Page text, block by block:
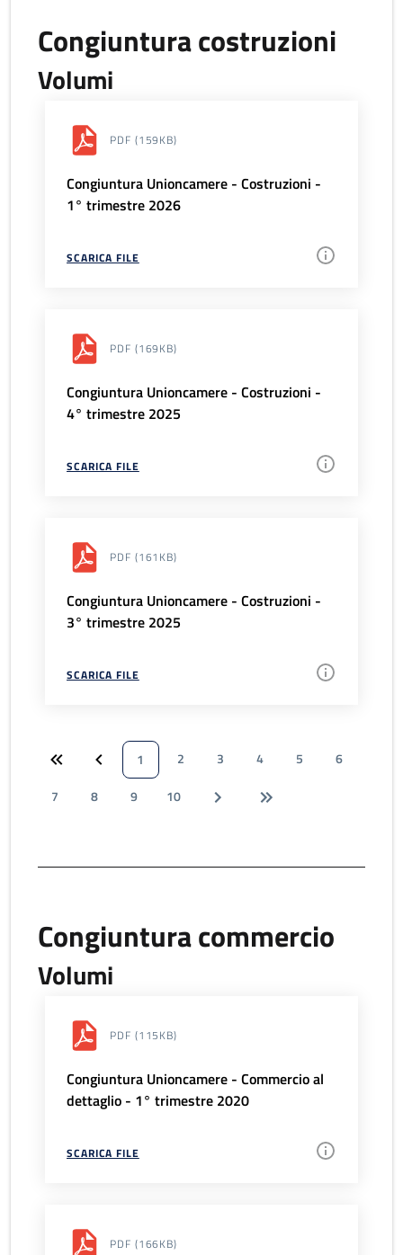
Congiuntura costruzioni
Volumi
PDF (159KB)
Congiuntura Unioncamere - Costruzioni -
1° trimestre 2026
SCARICA FILE
PDF (169KB)
Congiuntura Unioncamere - Costruzioni -
4° trimestre 2025
SCARICA FILE
PDF (161KB)
Congiuntura Unioncamere - Costruzioni -
3° trimestre 2025
SCARICA FILE
1 2 3 4 5
6
7
8 9 10
Congiuntura commercio
Volumi
PDF (115KB)
Congiuntura Unioncamere - Commercio al
dettaglio - 1° trimestre 2020
SCARICA FILE
PDF (166KB)